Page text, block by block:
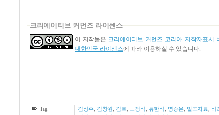
크리에이티브 커먼즈 라이센스
이 저작물은 크리에이티브 커먼즈 코리아 저작자표시-
대한민국 라이센스에 따라 이용하실 수 있습니다.
Tag 김성주, 김창원 김호 노정석 류한석 명승은, 발표자료
비